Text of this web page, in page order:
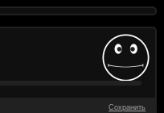
Сохранить